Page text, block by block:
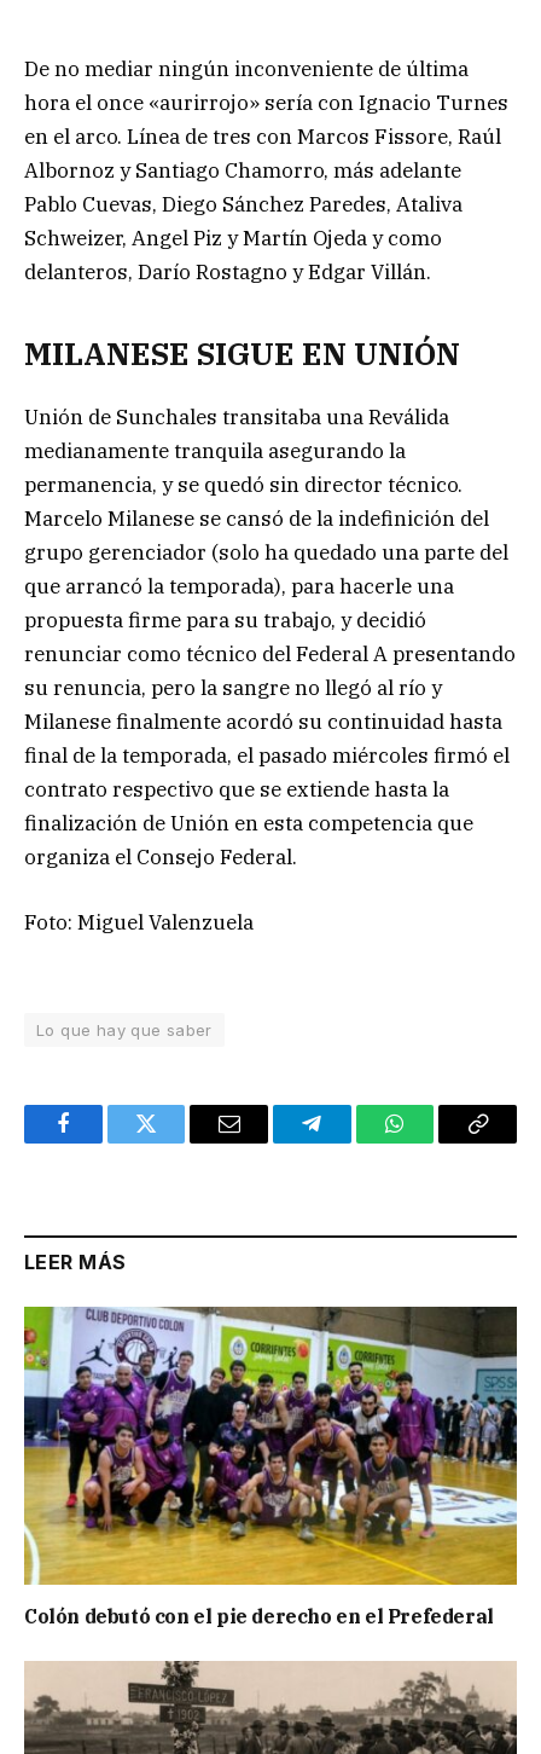
De no mediar ningún inconveniente de última
hora el once «aurirrojo» sería con Ignacio Turnes
en el arco. Línea de tres con Marcos Fissore, Raúl
Albornoz y Santiago Chamorro, más adelante
Pablo Cuevas, Diego Sánchez Paredes, Ataliva
Schweizer, Angel Piz y Martín Ojeda y como
delanteros, Darío Rostagno y Edgar Villán.
MILANESE SIGUE EN UNIÓN
Unión de Sunchales transitaba una Reválida
medianamente tranquila asegurando la
permanencia, y se quedó sin director técnico.
Marcelo Milanese se cansó de la indefinición del
grupo gerenciador (solo ha quedado una parte del
que arrancó la temporada), para hacerle una
propuesta firme para su trabajo, y decidió
renunciar como técnico del Federal A presentando
su renuncia, pero la sangre no llegó al río y
Milanese finalmente acordó su continuidad hasta
final de la temporada, el pasado miércoles firmó el
contrato respectivo que se extiende hasta la
finalización de Unión en esta competencia que
organiza el Consejo Federal.
Foto: Miguel Valenzuela
Lo que hay que saber
FacebookTwitter Email TelegramWhatsAppCopy
LEER MÁS
Colón debutó con el pie derecho en el Prefederal